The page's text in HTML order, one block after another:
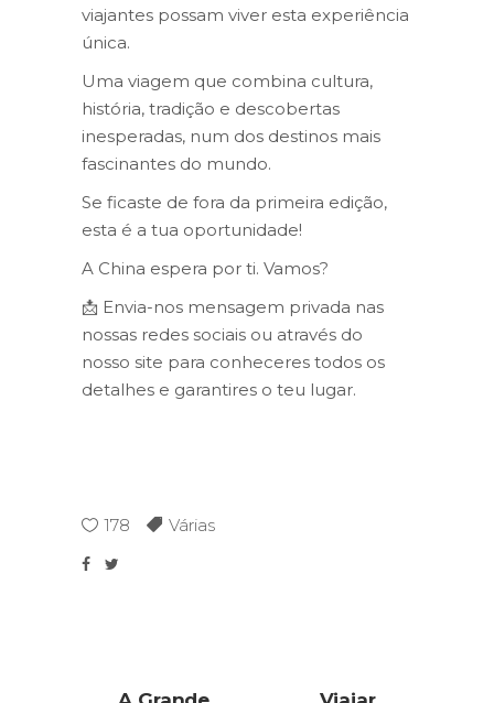
viajantes possam viver esta experiência
única.
Uma viagem que combina cultura,
história, tradição e descobertas
inesperadas, num dos destinos mais
fascinantes do mundo.
Se ficaste de fora da primeira edição,
esta é a tua oportunidade!
A China espera por ti. Vamos?
📩 Envia-nos mensagem privada nas
nossas redes sociais ou através do
nosso site para conheceres todos os
detalhes e garantires o teu lugar.
178 Várias